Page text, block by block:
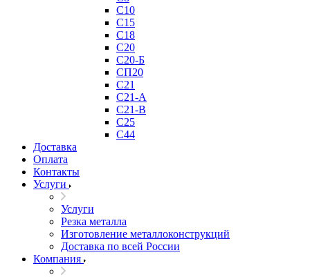
С10
С15
С18
С20
С20-Б
СП20
С21
С21-А
С21-В
С25
С44
Доставка
Оплата
Контакты
Услуги
Услуги
Резка металла
Изготовление металлоконструкций
Доставка по всей России
Компания